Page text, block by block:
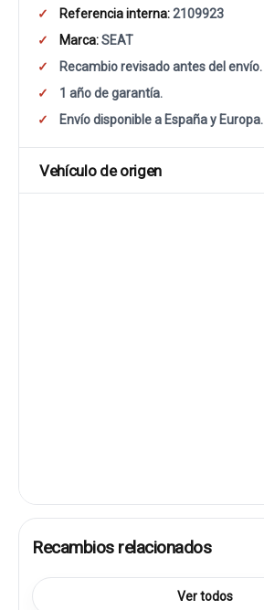
Referencia interna:2109923
Marca:SEAT
Recambio revisado antes del envío.
1 año de garantía.
Envío disponible a España y Europa.
Vehículo de origen
Recambios relacionados
Ver todos